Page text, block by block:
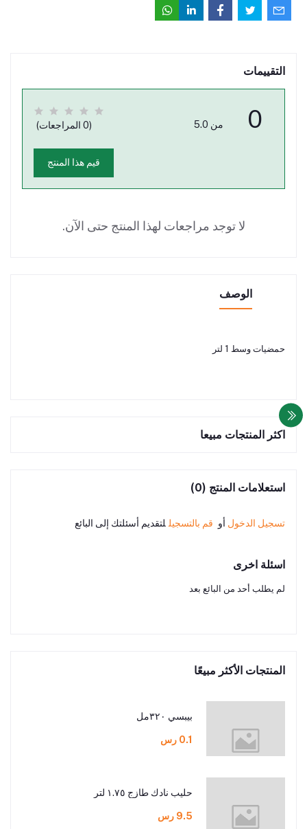
التقييمات
0 من 5.0 (0 المراجعات)
قيم هذا المنتج
لا توجد مراجعات لهذا المنتج حتى الآن.
الوصف
حمضيات وسط 1 لتر
اكثر المنتجات مبيعا
استعلامات المنتج (0)
تسجيل الدخول أو قم بالتسجيل لتقديم أسئلتك إلى البائع
اسئلة اخرى
لم يطلب أحد من البائع بعد
المنتجات الأكثر مبيعًا
بيبسي ٣٢٠مل
0.1 رس
حليب نادك طازج ١.٧٥ لتر
9.5 رس